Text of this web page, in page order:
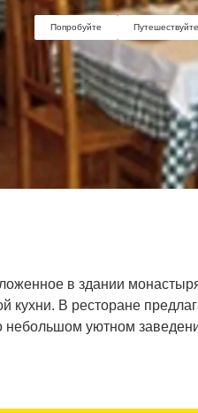
Попробуйте
в здании
кухни. В ресторане
небольшом уютном